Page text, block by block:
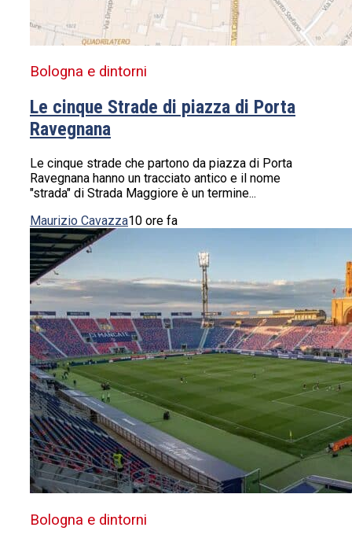
Bologna e dintorni
Le cinque Strade di piazza di Porta
Ravegnana
Le cinque strade che partono da piazza di Porta
Ravegnana hanno un tracciato antico e il nome
"strada" di Strada Maggiore è un termine...
Maurizio Cavazza10 ore fa
Bologna e dintorni